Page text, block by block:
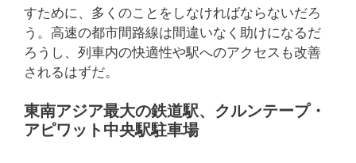
すために、多くのことをしなければならないだろ
う。高速の都市間路線は間違いなく助けになるだ
ろうし、列車内の快適性や駅へのアクセスも改善
されるはずだ。
東南アジア最大の鉄道駅、クルンテープ・
アピワット中央駅駐車場